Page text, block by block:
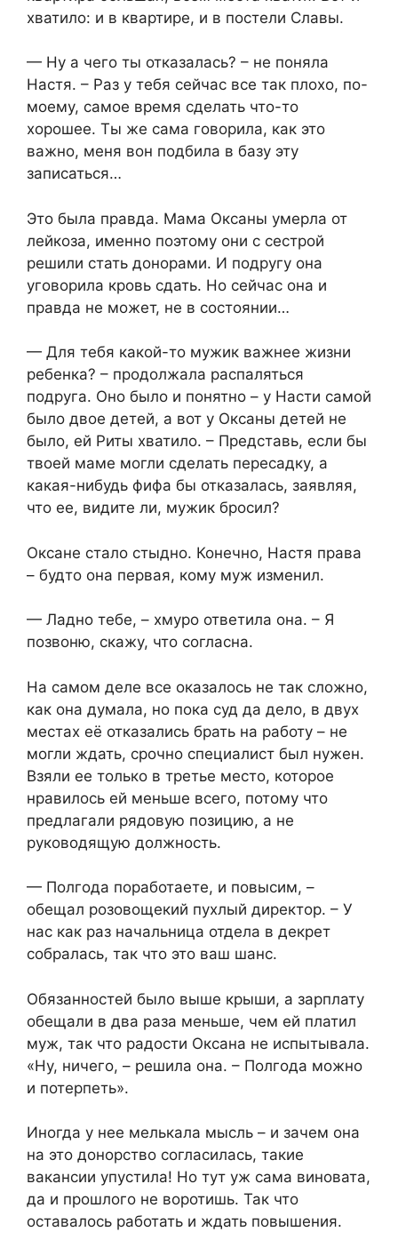
хватило: и в квартире, и в постели Славы.
— Ну а чего ты отказалась? – не поняла
Настя. – Раз у тебя сейчас все так плохо, по-
моему, самое время сделать что-то
хорошее. Ты же сама говорила, как это
важно, меня вон подбила в базу эту
записаться…
Это была правда. Мама Оксаны умерла от
лейкоза, именно поэтому они с сестрой
решили стать донорами. И подругу она
уговорила кровь сдать. Но сейчас она и
правда не может, не в состоянии…
— Для тебя какой-то мужик важнее жизни
ребенка? – продолжала распаляться
подруга. Оно было и понятно – у Насти самой
было двое детей, а вот у Оксаны детей не
было, ей Риты хватило. – Представь, если бы
твоей маме могли сделать пересадку, а
какая-нибудь фифа бы отказалась, заявляя,
что ее, видите ли, мужик бросил?
Оксане стало стыдно. Конечно, Настя права
– будто она первая, кому муж изменил.
— Ладно тебе, – хмуро ответила она. – Я
позвоню, скажу, что согласна.
На самом деле все оказалось не так сложно,
как она думала, но пока суд да дело, в двух
местах её отказались брать на работу – не
могли ждать, срочно специалист был нужен.
Взяли ее только в третье место, которое
нравилось ей меньше всего, потому что
предлагали рядовую позицию, а не
руководящую должность.
— Полгода поработаете, и повысим, –
обещал розовощекий пухлый директор. – У
нас как раз начальница отдела в декрет
собралась, так что это ваш шанс.
Обязанностей было выше крыши, а зарплату
обещали в два раза меньше, чем ей платил
муж, так что радости Оксана не испытывала.
«Ну, ничего, – решила она. – Полгода можно
и потерпеть».
Иногда у нее мелькала мысль – и зачем она
на это донорство согласилась, такие
вакансии упустила! Но тут уж сама виновата,
да и прошлого не воротишь. Так что
оставалось работать и ждать повышения.